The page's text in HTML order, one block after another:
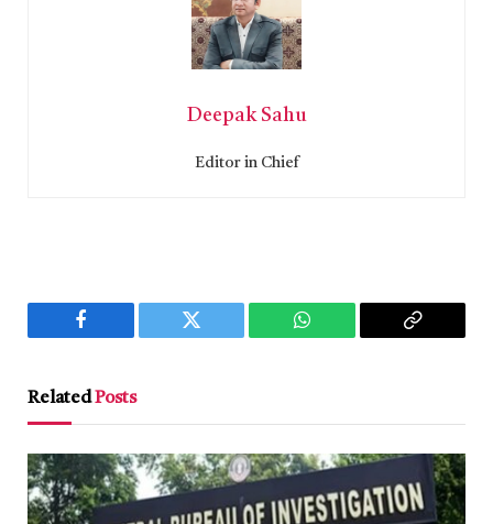
Deepak Sahu
Editor in Chief
Facebook Twitter WhatsApp
Copy
RelatedPosts